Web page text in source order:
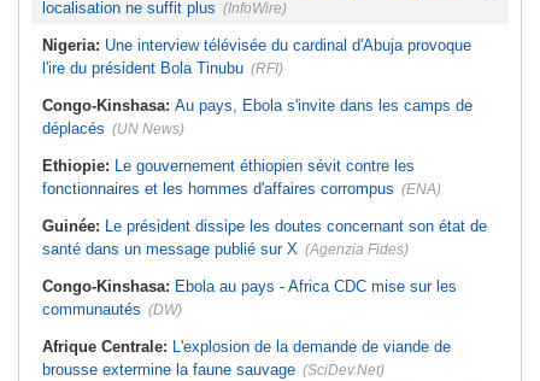
localisation ne suffit plus (InfoWire)
Nigeria: Une interview télévisée du cardinal d'Abuja provoque
l'ire du président Bola Tinubu (RFI)
Congo-Kinshasa: Au pays, Ebola s'invite dans les camps de
déplacés (UN News)
Ethiopie: Le gouvernement éthiopien sévit contre les
fonctionnaires et les hommes d'affaires corrompus (ENA)
Guinée: Le président dissipe les doutes concernant son état de
santé dans un message publié sur X (Agenzia Fides)
Congo-Kinshasa: Ebola au pays - Africa CDC mise sur les
communautés (DW)
Afrique Centrale: L'explosion de la demande de viande de
brousse extermine la faune sauvage (SciDev.Net)